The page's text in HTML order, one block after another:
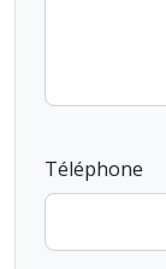
Téléphone